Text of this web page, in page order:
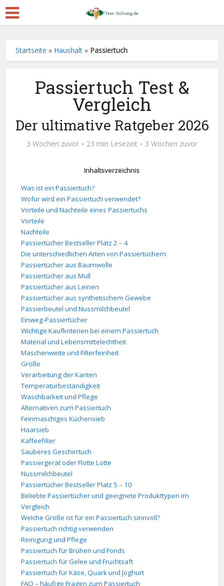
Startseite » Haushalt » Passiertuch
Passiertuch Test &
Vergleich
Der ultimative Ratgeber 2026
3 Wochen zuvor 23 min Lesezeit 3 Wochen zuvor
Inhaltsverzeichnis
Was ist ein Passiertuch?
Wofür wird ein Passiertuch verwendet?
Vorteile und Nachteile eines Passiertuchs
Vorteile
Nachteile
Passiertücher Bestseller Platz 2 – 4
Die unterschiedlichen Arten von Passiertüchern
Passiertücher aus Baumwolle
Passiertücher aus Mull
Passiertücher aus Leinen
Passiertücher aus synthetischem Gewebe
Passierbeutel und Nussmilchbeutel
Einweg-Passiertücher
Wichtige Kaufkriterien bei einem Passiertuch
Material und Lebensmittelechtheit
Maschenweite und Filterfeinheit
Größe
Verarbeitung der Kanten
Temperaturbeständigkeit
Waschbarkeit und Pflege
Alternativen zum Passiertuch
Feinmaschiges Küchensieb
Haarsieb
Kaffeefilter
Sauberes Geschirrtuch
Passiergerät oder Flotte Lotte
Nussmilchbeutel
Passiertücher Bestseller Platz 5 – 10
Beliebte Passiertücher und geeignete Produkttypen im
Vergleich
Welche Größe ist für ein Passiertuch sinnvoll?
Passiertuch richtig verwenden
Reinigung und Pflege
Passiertuch für Brühen und Fonds
Passiertuch für Gelee und Fruchtsaft
Passiertuch für Käse, Quark und Joghurt
FAQ – häufige Fragen zum Passiertuch